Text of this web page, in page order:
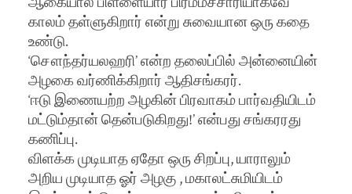
காலம் தள்ளுகிறார் என்று சுவையான ஒரு கதை
உண்டு.
‘சௌந்தர்யலஹரி’ என்ற தலைப்பில் அன்னையின்
அழகை வர்ணிக்கிறார் ஆதிசங்கரர்.
‘ஈடு இணையற்ற அழகின் பிரவாகம் பார்வதியிடம்
மட்டும்தான் தென்படுகிறது!’ என்பது சங்கரரது
கணிப்பு.
விளக்க முடியாத ஏதோ ஒரு சிறப்பு, யாராலும்
அறிய முடியாத ஓர் அழகு , மகாலட்சுமியிடம்